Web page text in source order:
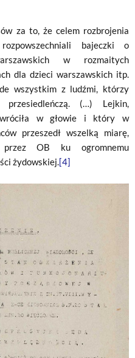
za to, że celem rozbrojenia
bajeczki o
w rozmaitych
dla dzieci warszawskich itp.
wszystkim z ludźmi, którzy
przesiedleńczą. (…) Lejkin,
w głowie i który w
przeszedł wszelką miarę,
przez OB ku ogromnemu
żydowskiej.[4]